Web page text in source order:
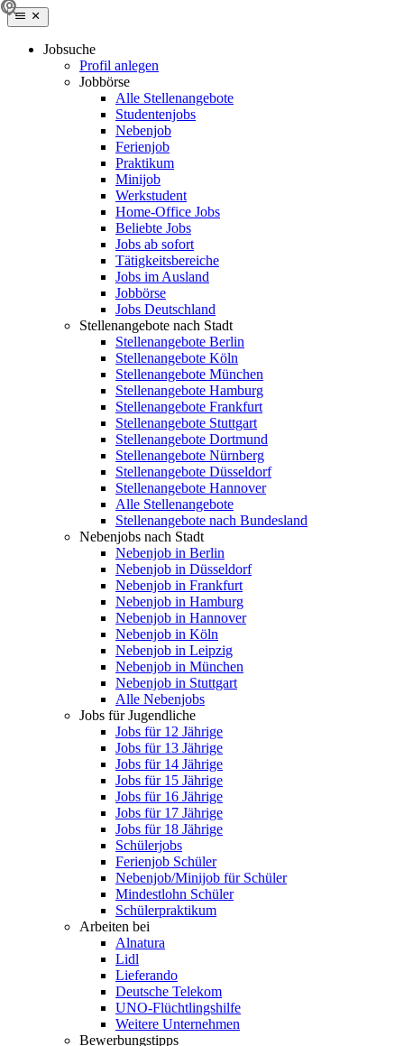
Jobsuche
Profil anlegen
Jobbörse
Alle Stellenangebote
Studentenjobs
Nebenjob
Ferienjob
Praktikum
Minijob
Werkstudent
Home-Office Jobs
Beliebte Jobs
Jobs ab sofort
Tätigkeitsbereiche
Jobs im Ausland
Jobbörse
Jobs Deutschland
Stellenangebote nach Stadt
Stellenangebote Berlin
Stellenangebote Köln
Stellenangebote München
Stellenangebote Hamburg
Stellenangebote Frankfurt
Stellenangebote Stuttgart
Stellenangebote Dortmund
Stellenangebote Nürnberg
Stellenangebote Düsseldorf
Stellenangebote Hannover
Alle Stellenangebote
Stellenangebote nach Bundesland
Nebenjobs nach Stadt
Nebenjob in Berlin
Nebenjob in Düsseldorf
Nebenjob in Frankfurt
Nebenjob in Hamburg
Nebenjob in Hannover
Nebenjob in Köln
Nebenjob in Leipzig
Nebenjob in München
Nebenjob in Stuttgart
Alle Nebenjobs
Jobs für Jugendliche
Jobs für 12 Jährige
Jobs für 13 Jährige
Jobs für 14 Jährige
Jobs für 15 Jährige
Jobs für 16 Jährige
Jobs für 17 Jährige
Jobs für 18 Jährige
Schülerjobs
Ferienjob Schüler
Nebenjob/Minijob für Schüler
Mindestlohn Schüler
Schülerpraktikum
Arbeiten bei
Alnatura
Lidl
Lieferando
Deutsche Telekom
UNO-Flüchtlingshilfe
Weitere Unternehmen
Bewerbungstipps